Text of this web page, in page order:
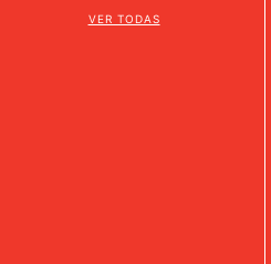
VER TODAS